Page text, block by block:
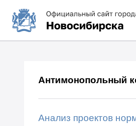
Антимонопольный
Анализ проектов